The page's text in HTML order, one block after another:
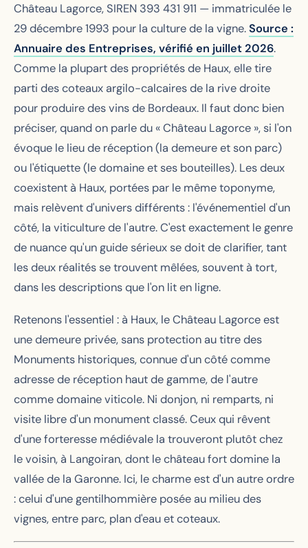
Château Lagorce, SIREN 393 431 911 — immatriculée le
29 décembre 1993 pour la culture de la vigne.Source :
Annuaire des Entreprises, vérifié en juillet 2026.
Comme la plupart des propriétés de Haux, elle tire
parti des coteaux argilo-calcaires de la rive droite
pour produire des vins de Bordeaux. Il faut donc bien
préciser, quand on parle du « Château Lagorce », si l'on
évoque le lieu de réception (la demeure et son parc)
ou l'étiquette (le domaine et ses bouteilles). Les deux
coexistent à Haux, portées par le même toponyme,
mais relèvent d'univers différents : l'événementiel d'un
côté, la viticulture de l'autre. C'est exactement le genre
de nuance qu'un guide sérieux se doit de clarifier, tant
les deux réalités se trouvent mêlées, souvent à tort,
dans les descriptions que l'on lit en ligne.
Retenons l'essentiel : à Haux, le Château Lagorce est
une demeure privée, sans protection au titre des
Monuments historiques, connue d'un côté comme
adresse de réception haut de gamme, de l'autre
comme domaine viticole. Ni donjon, ni remparts, ni
visite libre d'un monument classé. Ceux qui rêvent
d'une forteresse médiévale la trouveront plutôt chez
le voisin, à Langoiran, dont le château fort domine la
vallée de la Garonne. Ici, le charme est d'un autre ordre
: celui d'une gentilhommière posée au milieu des
vignes, entre parc, plan d'eau et coteaux.